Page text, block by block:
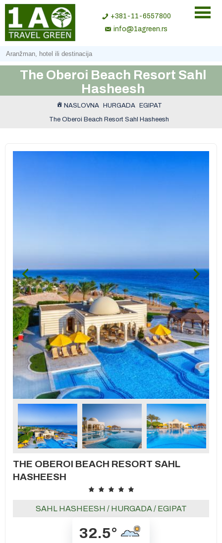
+381-11-6557800
info@1agreen.rs
The Oberoi Beach Resort Sahl
Hasheesh
NASLOVNA HURGADA
EGIPAT
The Oberoi Beach Resort Sahl Hasheesh
THE OBEROI BEACH RESORT SAHL
HASHEESH
SAHL HASHEESH / HURGADA/ EGIPAT
32.5°